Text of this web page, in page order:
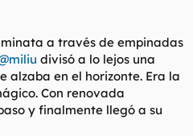
a través de empinadas
divisó a lo lejos una
alzaba en el horizonte. Era la
Con renovada
y finalmente llegó a su